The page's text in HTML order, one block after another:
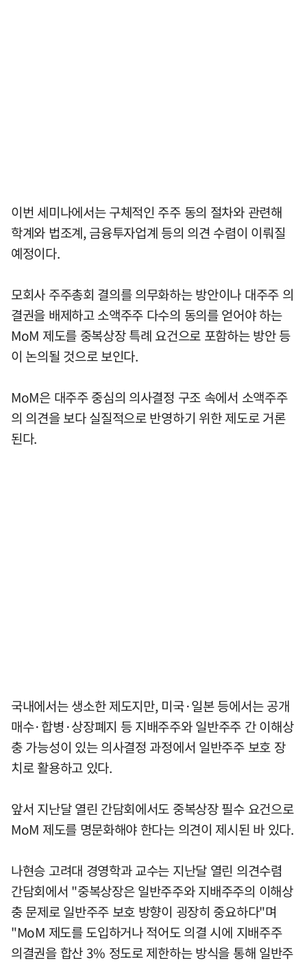
이번 세미나에서는 구체적인 주주 동의 절차와 관련해
학계와 법조계, 금융투자업계 등의 의견 수렴이 이뤄질
예정이다.
모회사 주주총회 결의를 의무화하는 방안이나 대주주 의
결권을 배제하고 소액주주 다수의 동의를 얻어야 하는
MoM 제도를 중복상장 특례 요건으로 포함하는 방안 등
이 논의될 것으로 보인다.
MoM은 대주주 중심의 의사결정 구조 속에서 소액주주
의 의견을 보다 실질적으로 반영하기 위한 제도로 거론
된다.
국내에서는 생소한 제도지만, 미국·일본 등에서는 공개
매수·합병·상장폐지 등 지배주주와 일반주주 간 이해상
충 가능성이 있는 의사결정 과정에서 일반주주 보호 장
치로 활용하고 있다.
앞서 지난달 열린 간담회에서도 중복상장 필수 요건으로
MoM 제도를 명문화해야 한다는 의견이 제시된 바 있다.
나현승 고려대 경영학과 교수는 지난달 열린 의견수렴
간담회에서 "중복상장은 일반주주와 지배주주의 이해상
충 문제로 일반주주 보호 방향이 굉장히 중요하다"며
"MoM 제도를 도입하거나 적어도 의결 시에 지배주주
의결권을 합산 3% 정도로 제한하는 방식을 통해 일반주